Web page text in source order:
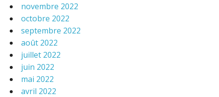
novembre 2022
octobre 2022
septembre 2022
août 2022
juillet 2022
juin 2022
mai 2022
avril 2022